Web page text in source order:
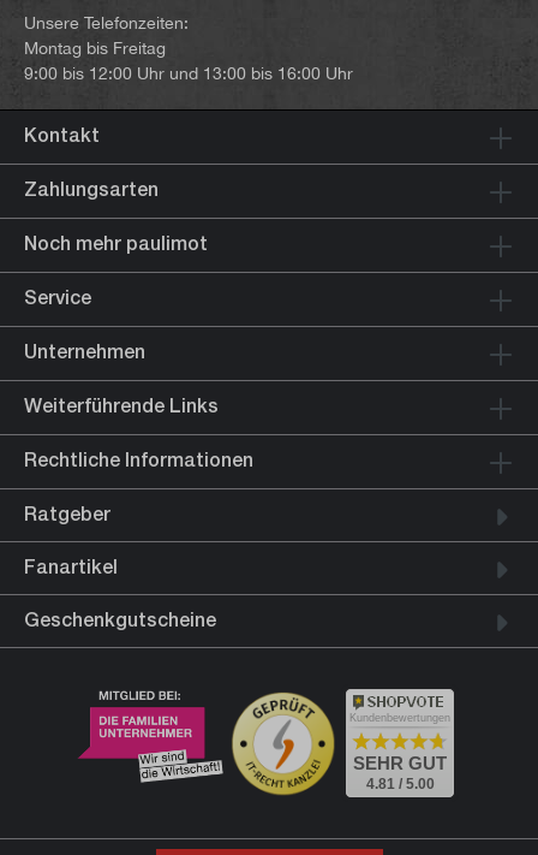
Unsere Telefonzeiten:
Montag bis Freitag
9:00 bis 12:00 Uhr und 13:00 bis 16:00 Uhr
Kontakt
Zahlungsarten
Noch mehr paulimot
Service
Unternehmen
Weiterführende Links
Rechtliche Informationen
Ratgeber
Fanartikel
Geschenkgutscheine
Kundenbewertungen
SEHR GUT
4.81 / 5.00